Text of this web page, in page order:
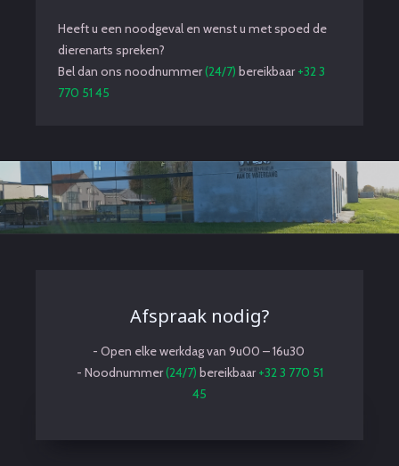
Heeft u een noodgeval en wenst u met spoed de
dierenarts spreken?
Bel dan ons noodnummer(24/7) bereikbaar+32 3
770 51 45
Afspraak nodig?
- Open elke werkdag van 9u00 – 16u30
- Noodnummer(24/7) bereikbaar+32 3 770 51
45